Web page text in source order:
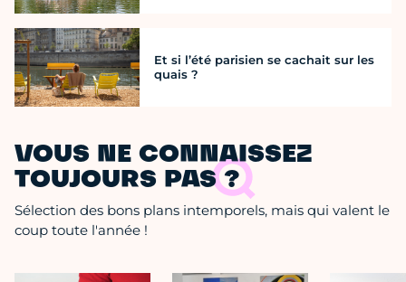
Et si l’été parisien se cachait sur les
quais ?
VOUS NE CONNAISSEZ
TOUJOURS PAS ?
Sélection des bons plans intemporels, mais qui valent le
coup toute l'année !